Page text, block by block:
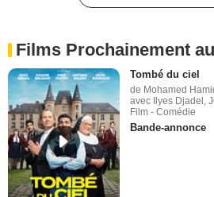
Films Prochainement
Tombé du ciel
de Mohamed
avec Ilyes Djadel,
Film - Comédie
Bande-annonce